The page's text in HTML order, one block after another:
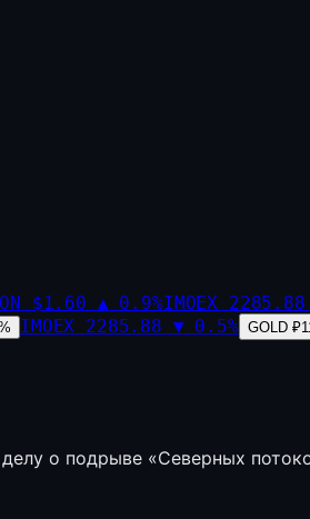
$1.60 ▲ 0.9%IMOEX 2285.88
IMOEX 2285.88 ▼ 0.5% GOLD
о подрыве «Северных